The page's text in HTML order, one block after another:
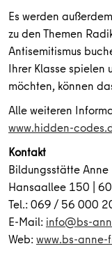
Es werden außerdem
zu den Themen
Antisemitismus
Ihrer Klasse
möchten, können
Alle weiteren
www.hidden-
Kontakt
Bildungsstätte Anne
Hansaallee 150 |
Tel.: 069 / 56 000
E-Mail: info@bs-
Web:www.bs-anne-